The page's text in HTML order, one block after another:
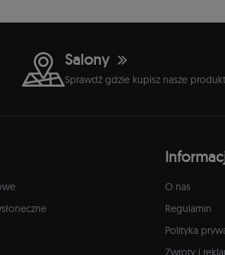
Salony
Sprawdź gdzie kupisz nasze
O nas
Regulamin
Polityka
Zwroty i